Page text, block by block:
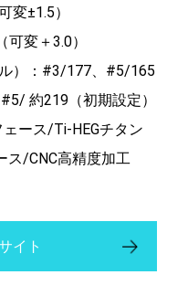
変±1.5）
変＋3.0）
）：#3/177、#5/165
約219（初期設定）
ース/Ti-HEGチタン
ス/CNC高精度加工
イト